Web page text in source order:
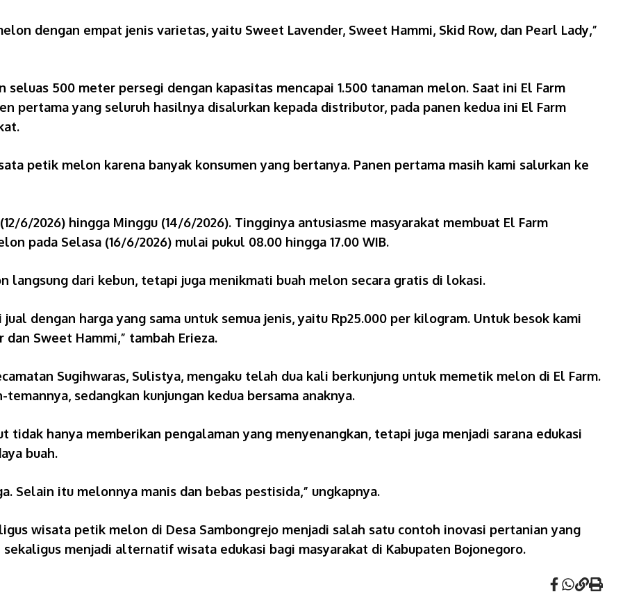
dengan empat jenis varietas, yaitu Sweet Lavender, Sweet Hammi, Skid Row, dan Pearl Lady,”
500 meter persegi dengan kapasitas mencapai 1.500 tanaman melon. Saat ini El Farm
pertama yang seluruh hasilnya disalurkan kepada distributor, pada panen kedua ini El Farm
petik melon karena banyak konsumen yang bertanya. Panen pertama masih kami salurkan ke
6/2026) hingga Minggu (14/6/2026). Tingginya antusiasme masyarakat membuat El Farm
pada Selasa (16/6/2026) mulai pukul 08.00 hingga 17.00 WIB.
langsung dari kebun, tetapi juga menikmati buah melon secara gratis di lokasi.
dengan harga yang sama untuk semua jenis, yaitu Rp25.000 per kilogram. Untuk besok kami
Sweet Hammi,” tambah Erieza.
Sugihwaras, Sulistya, mengaku telah dua kali berkunjung untuk memetik melon di El Farm.
sedangkan kunjungan kedua bersama anaknya.
hanya memberikan pengalaman yang menyenangkan, tetapi juga menjadi sarana edukasi
buah.
Selain itu melonnya manis dan bebas pestisida,” ungkapnya.
wisata petik melon di Desa Sambongrejo menjadi salah satu contoh inovasi pertanian yang
menjadi alternatif wisata edukasi bagi masyarakat di Kabupaten Bojonegoro.